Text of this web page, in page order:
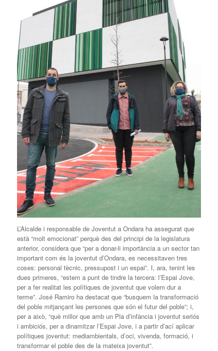
L’Alcalde i responsable de Joventut a Ondara ha assegurat que
està “molt emocionat” perquè des del principi de la legislatura
anterior, considera que “per a donar-li importància a un sector tan
important com és la joventut d’Ondara, es necessitaven tres
coses: personal tècnic, pressupost i un espai”. I, ara, tenint les
dues primeres, “estem a punt de tindre la tercera: l’Espai Jove,
per a fer realitat les polítiques de joventut que volem dur a
terme”. José Ramiro ha destacat que “busquem la transformació
del poble mitjançant les persones que són el futur del poble”; i,
per a això, “què millor que amb un Pla d’infància i joventut seriós
i ambiciós, per a dinamitzar l’Espai Jove, i a partir d’ací aplicar
polítiques joventut: mediambientals, d’oci, vivenda, formació, i
transformar el poble des de la mateixa joventut”.